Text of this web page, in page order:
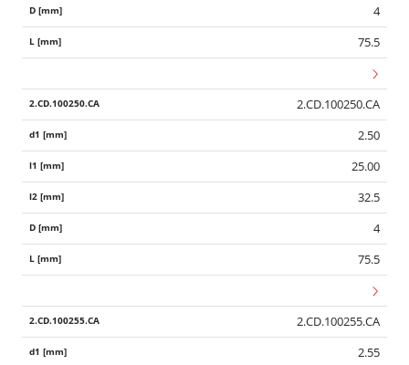
4
75.5
2.CD.100250.CA
2.50
25.00
32.5
4
75.5
2.CD.100255.CA
2.55